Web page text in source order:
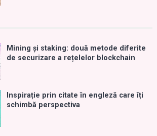
Mining și staking: două metode diferite
de securizare a rețelelor blockchain
Inspirație prin citate în engleză care îți
schimbă perspectiva